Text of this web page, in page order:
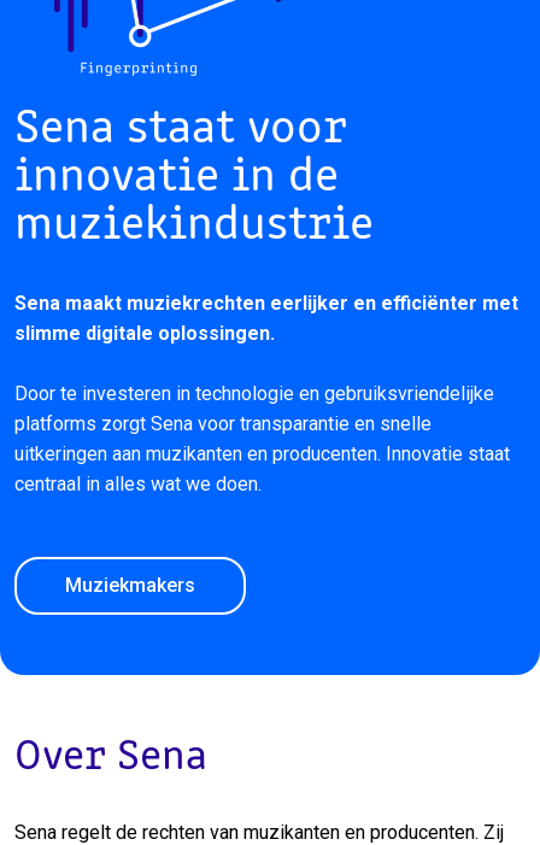
Sena staat voor
innovatie in de
muziekindustrie
Sena maakt muziekrechten eerlijker en efficiënter met
slimme digitale oplossingen.
Door te investeren in technologie en gebruiksvriendelijke
platforms zorgt Sena voor transparantie en snelle
uitkeringen aan muzikanten en producenten. Innovatie staat
centraal in alles wat we doen.
Muziekmakers
Over Sena
Sena regelt de rechten van muzikanten en producenten. Zij